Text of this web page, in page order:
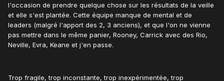
l'occasion de prendre quelque chose sur les résultats de la veille
et elle s'est plantée. Cette équipe manque de mental et de
leaders (malgré l'apport des 2, 3 anciens), et que l'on ne vienne
pas mettre dans le même panier, Rooney, Carrick avec des Rio,
Neville, Evra, Keane et j'en passe.
Trop fragile, trop inconstante, trop inexpérimentée, trop